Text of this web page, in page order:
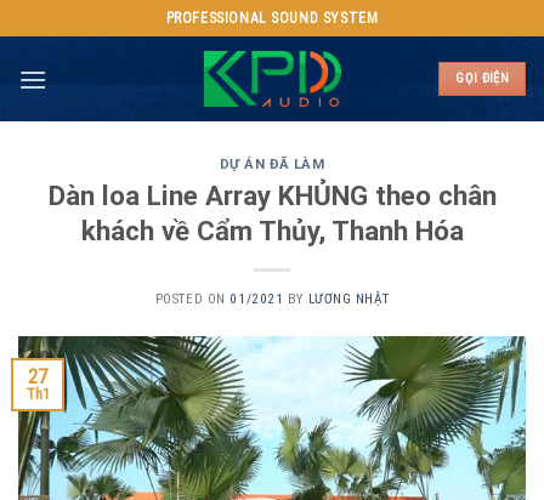
to
content
PROFESSIONAL SOUND SYSTEM
GỌI ĐIỆN
DỰ ÁN ĐÃ LÀM
Dàn loa Line Array KHỦNG theo chân
khách về Cẩm Thủy, Thanh Hóa
POSTED ON 01/2021 BY LƯƠNG NHẬT
27
Th1